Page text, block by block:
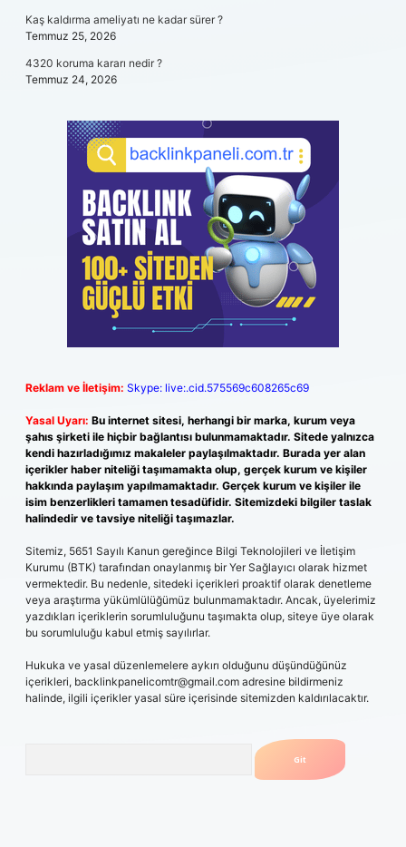
Kaş kaldırma ameliyatı ne kadar sürer ?
Temmuz 25, 2026
4320 koruma kararı nedir ?
Temmuz 24, 2026
Reklam ve İletişim: Skype: live:.cid.575569c608265c69
Yasal Uyarı: Bu internet sitesi, herhangi bir marka, kurum veya
şahıs şirketi ile hiçbir bağlantısı bulunmamaktadır. Sitede yalnızca
kendi hazırladığımız makaleler paylaşılmaktadır. Burada yer alan
içerikler haber niteliği taşımamakta olup, gerçek kurum ve kişiler
hakkında paylaşım yapılmamaktadır. Gerçek kurum ve kişiler ile
isim benzerlikleri tamamen tesadüfidir. Sitemizdeki bilgiler taslak
halindedir ve tavsiye niteliği taşımazlar.
Sitemiz, 5651 Sayılı Kanun gereğince Bilgi Teknolojileri ve İletişim
Kurumu (BTK) tarafından onaylanmış bir Yer Sağlayıcı olarak hizmet
vermektedir. Bu nedenle, sitedeki içerikleri proaktif olarak denetleme
veya araştırma yükümlülüğümüz bulunmamaktadır. Ancak, üyelerimiz
yazdıkları içeriklerin sorumluluğunu taşımakta olup, siteye üye olarak
bu sorumluluğu kabul etmiş sayılırlar.
Hukuka ve yasal düzenlemelere aykırı olduğunu düşündüğünüz
içerikleri, backlinkpanelicomtr@gmail.com adresine bildirmeniz
halinde, ilgili içerikler yasal süre içerisinde sitemizden kaldırılacaktır.